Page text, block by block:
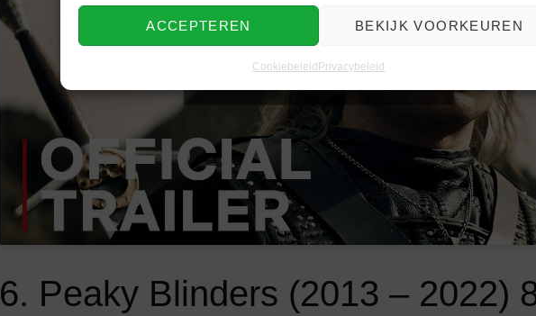
ACCEPTEREN BEKIJK VOORKEUREN
Cookiebeleid Privacybeleid
Klik om marketing cookies te
accepteren en deze inhoud in te
6. Peaky Blinders (2013 – 2022)